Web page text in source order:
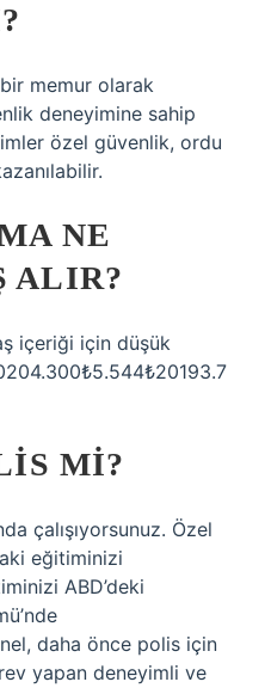
memur olarak
deneyimine sahip
özel güvenlik, ordu
NE
ALIR?
içeriği için düşük
MI?
çalışıyorsunuz. Özel
eğitiminizi
ABD’deki
daha önce polis için
yapan deneyimli ve